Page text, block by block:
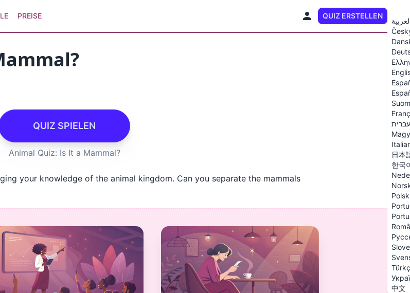
PREISE QUIZ ERSTELLEN
עברית
日本
한국
中文
QUIZ SPIELEN
Animal Quiz: Is It a Mammal?
your knowledge of the animal kingdom. Can you separate the mammals